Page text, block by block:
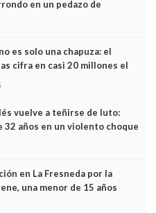
en un pedazo de
no es solo una chapuza: el
cifra en casi 20 millones el
vuelve a teñirse de luto:
32 años en un violento choque
en La Fresneda por la
una menor de 15 años